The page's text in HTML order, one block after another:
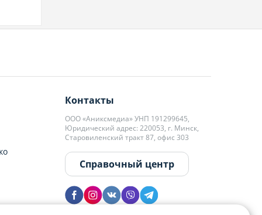
Контакты
ООО «Аниксмедиа» УНП 191299645,
Юридический адрес: 220053, г. Минск,
Старовиленский тракт 87, офис 303
Справочный центр